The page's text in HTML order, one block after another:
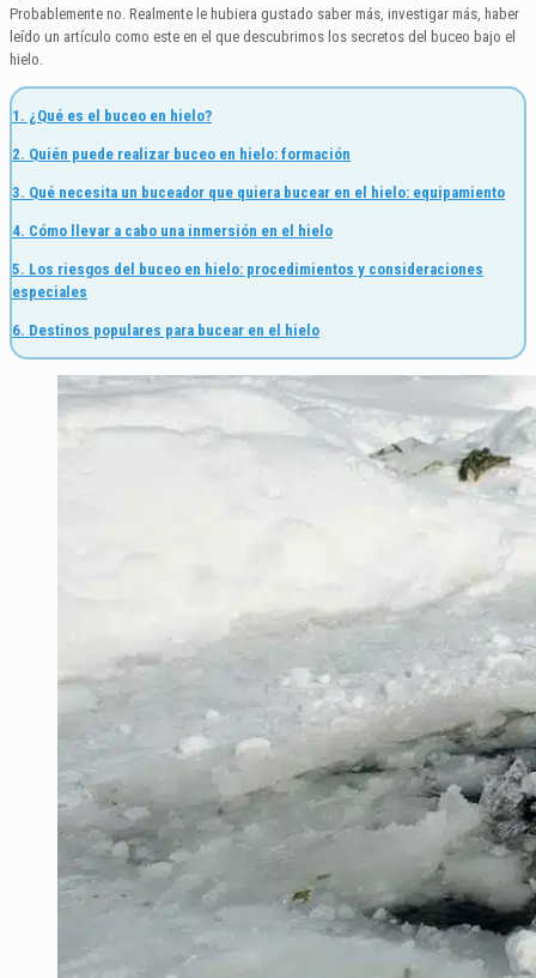
Probablemente no. Realmente le hubiera gustado saber más, investigar más, haber
leído un artículo como este en el que descubrimos los secretos del buceo bajo el
hielo.
1. ¿Qué es el buceo en hielo?
2. Quién puede realizar buceo en hielo: formación
3. Qué necesita un buceador que quiera bucear en el hielo: equipamiento
4. Cómo llevar a cabo una inmersión en el hielo
5. Los riesgos del buceo en hielo: procedimientos y consideraciones
especiales
6. Destinos populares para bucear en el hielo